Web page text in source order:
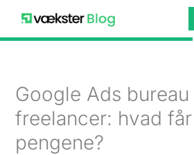
indholdet
Google Ads
freelancer: hvad
pengene?